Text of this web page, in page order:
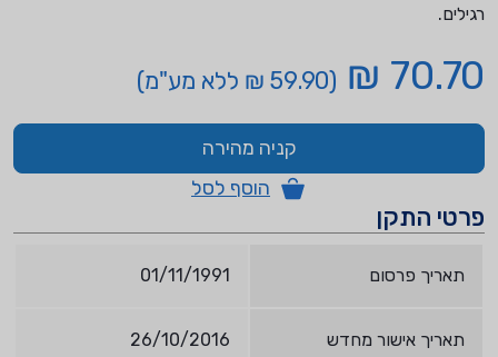
רגילים.
70.70 ₪ (59.90 ₪ ללא מע"מ)
קניה מהירה
הוסף לסל
פרטי התקן
תאריך פרסום 01/11/1991
תאריך אישור מחדש 26/10/2016